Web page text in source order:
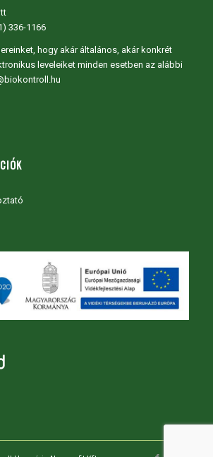
336-1166
hogy akár általános, akár konkrét
leveleiket minden esetben az alábbi